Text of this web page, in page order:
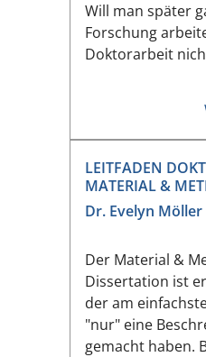
Will man später
Forschung
Doktorarbeit
LEITFADEN
MATERIAL &
Dr. Evelyn Möller
Der Material &
Dissertation ist
der am
"nur" eine
gemacht haben.